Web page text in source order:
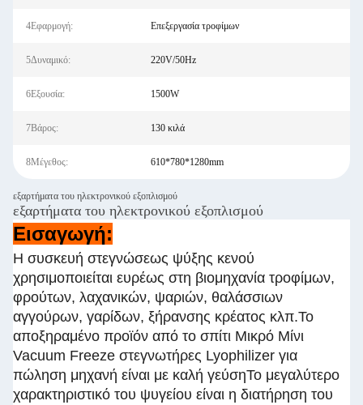
4Εφαρμογή: Επεξεργασία τροφίμων
5Δυναμικό: 220V/50Hz
6Εξουσία: 1500W
7Βάρος: 130 κιλά
8Μέγεθος: 610*780*1280mm
εξαρτήματα του ηλεκτρονικού εξοπλισμού
εξαρτήματα του ηλεκτρονικού εξοπλισμού
Εισαγωγή:
Η συσκευή στεγνώσεως ψύξης κενού
χρησιμοποιείται ευρέως στη βιομηχανία τροφίμων,
φρούτων, λαχανικών, ψαριών, θαλάσσιων
αγγούρων, γαρίδων, ξήρανσης κρέατος κλπ.Το
αποξηραμένο προϊόν από το σπίτι Μικρό Μίνι
Vacuum Freeze στεγνωτήρες Lyophilizer για
πώληση μηχανή είναι με καλή γεύσηΤο μεγαλύτερο
χαρακτηριστικό του ψυγείου είναι η διατήρηση του